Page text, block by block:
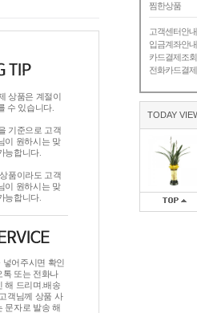
찜한상품
고객센터안내
입금계좌안내
카드결제조회
전화카드결제
TODAY
상품은 계절이
수 있습니다.
기준으로 고객
이 원하시는 맞
능합니다.
품이라도 고객
이 원하시는 맞
능합니다.
넣어주시면 확인
톡 또는 전화나
해 드리며.배송
객님께 상품 사
문자로 발송 해